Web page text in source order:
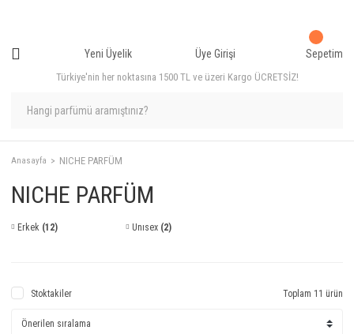
Türkiye'nin her noktasına 1500 TL ve üzeri Kargo ÜCRETSİZ!
Yeni Üyelik Üye Girişi Sepetim
Anasayfa NICHE PARFÜM
NICHE PARFÜM
Erkek (12) Unısex (2)
Stoktakiler Toplam 11 ürün